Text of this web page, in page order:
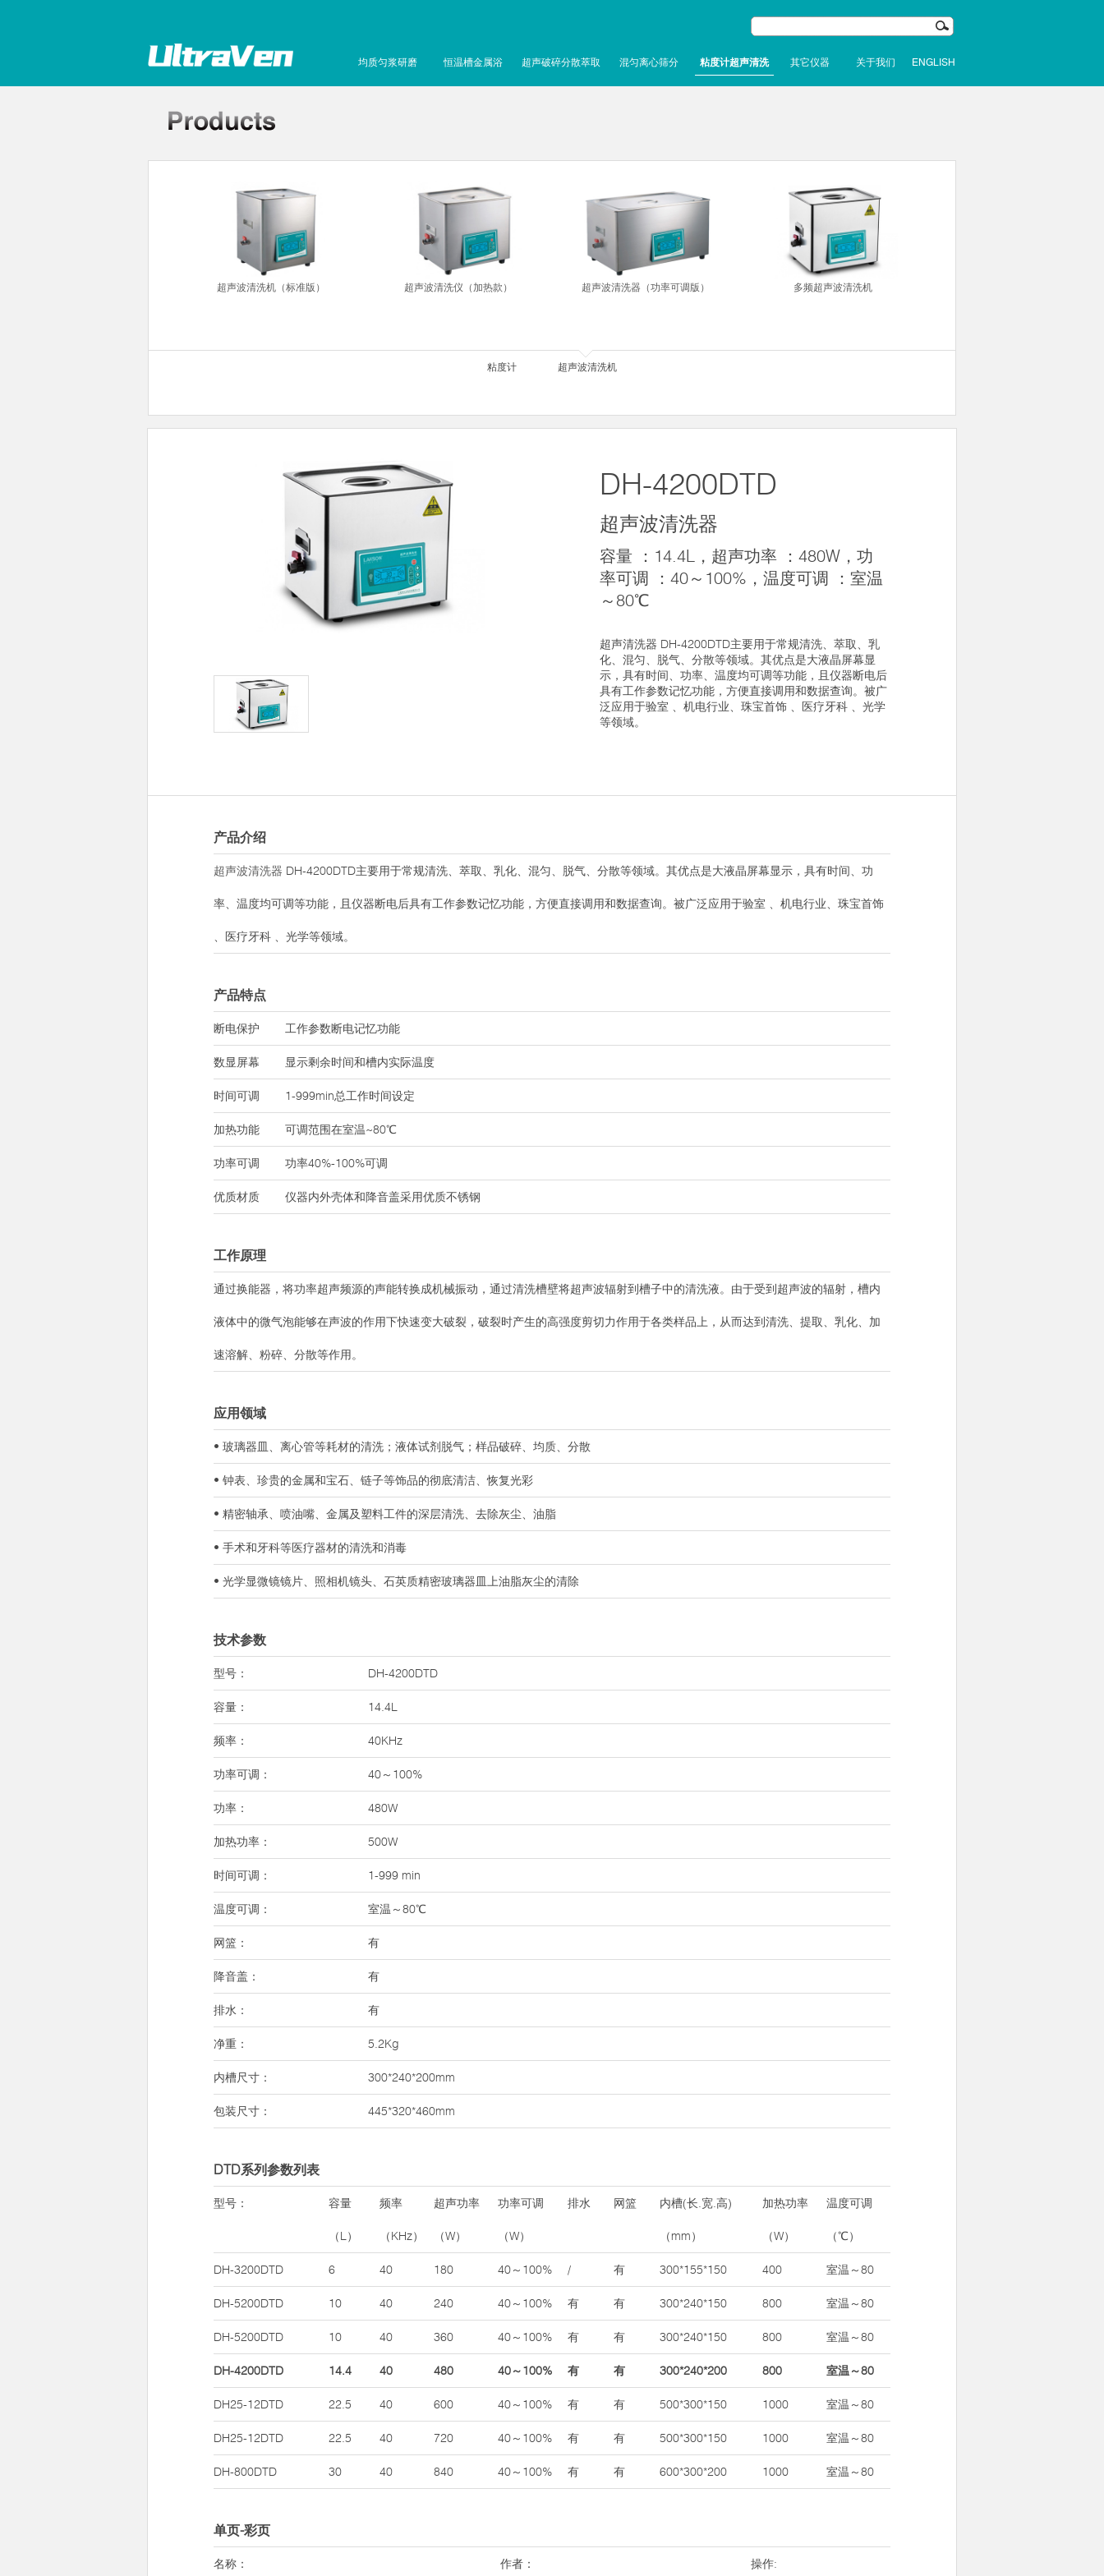
均质匀浆研磨 恒温槽金属浴 超声破碎分散萃取 混匀离心筛分 粘度计超声清洗 其它仪器 关于我们 ENGLISH
超声波清洗机（标准版） 超声波清洗仪（加热款） 超声波清洗器（功率可调版） 多频超声波清洗机
粘度计 超声波清洗机
DH-4200DTD
超声波清洗器
容量 ：14.4L，超声功率 ：480W，功
率可调 ：40～100%，温度可调 ：室温
～80℃
超声清洗器 DH-4200DTD主要用于常规清洗、萃取、乳
化、混匀、脱气、分散等领域。其优点是大液晶屏幕显
示，具有时间、功率、温度均可调等功能，且仪器断电后
具有工作参数记忆功能，方便直接调用和数据查询。被广
泛应用于验室 、机电行业、珠宝首饰 、医疗牙科 、光学
等领域。
产品介绍
超声波清洗器 DH-4200DTD主要用于常规清洗、萃取、乳化、混匀、脱气、分散等领域。其优点是大液晶屏幕显示，具有时间、功
率、温度均可调等功能，且仪器断电后具有工作参数记忆功能，方便直接调用和数据查询。被广泛应用于验室 、机电行业、珠宝首饰
、医疗牙科 、光学等领域。
产品特点
断电保护 工作参数断电记忆功能
数显屏幕 显示剩余时间和槽内实际温度
时间可调 1-999min总工作时间设定
加热功能 可调范围在室温~80℃
功率可调 功率40%-100%可调
优质材质 仪器内外壳体和降音盖采用优质不锈钢
工作原理
通过换能器，将功率超声频源的声能转换成机械振动，通过清洗槽壁将超声波辐射到槽子中的清洗液。由于受到超声波的辐射，槽内
液体中的微气泡能够在声波的作用下快速变大破裂，破裂时产生的高强度剪切力作用于各类样品上，从而达到清洗、提取、乳化、加
速溶解、粉碎、分散等作用。
应用领域
• 玻璃器皿、离心管等耗材的清洗；液体试剂脱气；样品破碎、均质、分散
• 钟表、珍贵的金属和宝石、链子等饰品的彻底清洁、恢复光彩
• 精密轴承、喷油嘴、金属及塑料工件的深层清洗、去除灰尘、油脂
• 手术和牙科等医疗器材的清洗和消毒
• 光学显微镜镜片、照相机镜头、石英质精密玻璃器皿上油脂灰尘的清除
技术参数
型号： DH-4200DTD
容量： 14.4L
频率： 40KHz
功率可调： 40～100%
功率： 480W
加热功率： 500W
时间可调： 1-999 min
温度可调： 室温～80℃
网篮： 有
降音盖： 有
排水： 有
净重： 5.2Kg
内槽尺寸： 300*240*200mm
包装尺寸： 445*320*460mm
DTD系列参数列表
型号： 容量
（L）
频率
（KHz）
超声功率
（W）
功率可调
（W）
排水 网篮 内槽(长.宽.高)
（mm）
加热功率
（W）
温度可调
（℃）
DH-3200DTD 6 40 180 40～100% / 有 300*155*150 400 室温～80
DH-5200DTD 10 40 240 40～100% 有 有 300*240*150 800 室温～80
DH-5200DTD 10 40 360 40～100% 有 有 300*240*150 800 室温～80
DH-4200DTD 14.4 40 480 40～100% 有 有 300*240*200 800 室温～80
DH25-12DTD 22.5 40 600 40～100% 有 有 500*300*150 1000 室温～80
DH25-12DTD 22.5 40 720 40～100% 有 有 500*300*150 1000 室温～80
DH-800DTD 30 40 840 40～100% 有 有 600*300*200 1000 室温～80
单页-彩页
名称： 作者： 操作: